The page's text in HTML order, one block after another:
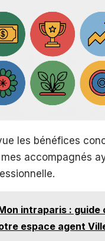
les bénéfices
mes accompagnés
intraparis : guide
espace agent